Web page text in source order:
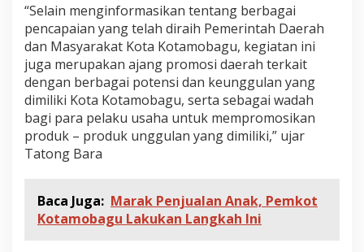
“Selain menginformasikan tentang berbagai
pencapaian yang telah diraih Pemerintah Daerah
dan Masyarakat Kota Kotamobagu, kegiatan ini
juga merupakan ajang promosi daerah terkait
dengan berbagai potensi dan keunggulan yang
dimiliki Kota Kotamobagu, serta sebagai wadah
bagi para pelaku usaha untuk mempromosikan
produk – produk unggulan yang dimiliki,” ujar
Tatong Bara
Baca Juga: Marak Penjualan Anak, Pemkot
Kotamobagu Lakukan Langkah Ini